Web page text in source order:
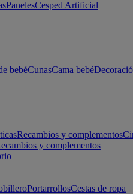
PanelesCesped Artificial
bebéCunasCama bebé
Recambios y complementos
y complementos
PortarrollosCestas de ropa